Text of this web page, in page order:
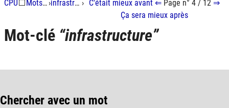
CPU⬜ Mots-clés › infrastructure › C'était mieux avant⇐ Page n° 4 / 12 ⇒
Ça sera mieux après
Mot-clé infrastructure
Chercher avec un mot